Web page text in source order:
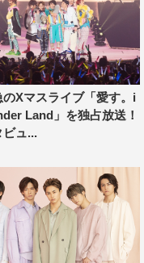
／フジテレビ
SHOW 2016 愛
／フジテレビ
んぽー！スペシャル
／フジテレビ
のXマスライブ「愛す。i
Land」を独占放送！
ビュ...